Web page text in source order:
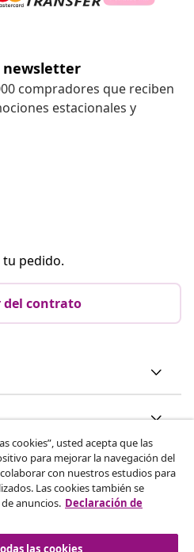
newsletter
compradores que reciben
estacionales y
tu pedido.
del contrato
cookies”, usted acepta que las
para mejorar la navegación del
con nuestros estudios para
Las cookies también se
anuncios. Declaración de
las cookies